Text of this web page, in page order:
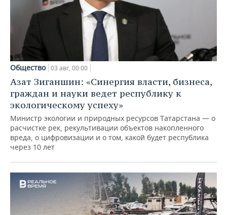
Общество 03 авг, 00:00
Азат Зиганшин: «Синергия власти, бизнеса,
граждан и науки ведет республику к
экологическому успеху»
Министр экологии и природных ресурсов Татарстана — о
расчистке рек, рекультивации объектов накопленного
вреда, о цифровизации и о том, какой будет республика
через 10 лет